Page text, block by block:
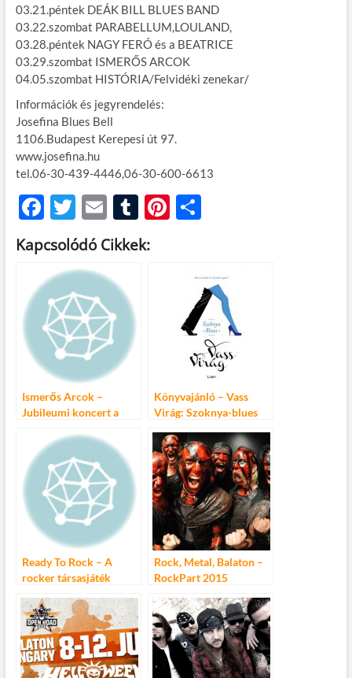
03.21.péntek DEÁK BILL BLUES BAND
03.22.szombat PARABELLUM,LOULAND,
03.28.péntek NAGY FERÓ és a BEATRICE
03.29.szombat ISMERŐS ARCOK
04.05.szombat HISTÓRIA/Felvidéki zenekar/
Információk és jegyrendelés:
Josefina Blues Bell
1106.Budapest Kerepesi út 97.
www.josefina.hu
tel.06-30-439-4446,06-30-600-6613
F
ac
e
b
o
o
k
T
w
itt
er
E
m
ail
T
u
m
Pi O
m
e
g
Kapcsolódó Cikkek:
Ismerős Arcok –
Jubileumi koncert a
Könyvajánló – Vass
Virág: Szoknya-blues
Ready To Rock – A
rocker társasjáték
Rock, Metal, Balaton –
RockPart 2015